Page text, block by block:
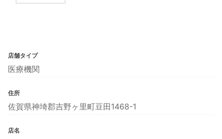
店舗タイプ
医療機関
住所
佐賀県神埼郡吉野ヶ里町豆田1468-1
店名